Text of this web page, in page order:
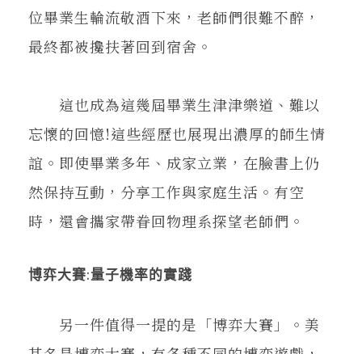
位畢業生輪流敬酒下來，老師們很難不醉，
最終都被攙扶著回到宿舍。
這也成為這幾屆畢業生津津樂道、難以
忘懷的回憶!這些經歷也展現出濃厚的師生情
誼。即使畢業多年、成家立業，在臉書上仍
然保持互動，分享工作與家庭生活。有空
時，還會攜家帶眷回物理系探望老師們。
博弈大賽:量子機率的實踐
另一件值得一提的是「博弈大賽」。美